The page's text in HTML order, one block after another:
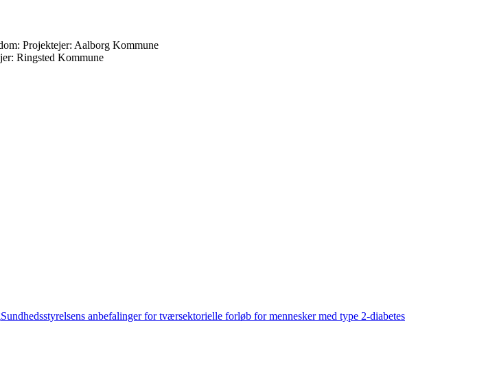
Projektejer: Aalborg Kommune
Ringsted Kommune
Sundhedsstyrelsens anbefalinger for tværsektorielle forløb for mennesker med type 2-diabetes